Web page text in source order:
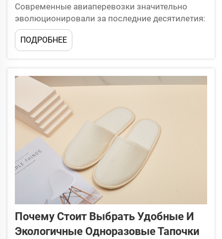
Современные авиаперевозки значительно
эволюционировали за последние десятилетия:
авиакомпании постоянно ищут способы
повысить комфорт и удовлетворённость
пассажиров. Среди различных удобств,
полёта, тапочки для авиапассажиров...
ПОДРОБНЕЕ
Почему Стоит Выбрать Удобные И
Экологичные Одноразовые Тапочки